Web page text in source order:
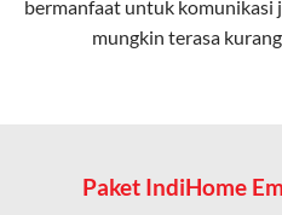
Latensi Rendah
Cocok untuk aktivitas
Mampu menangani banyak
bermanfaat untuk komunikasi
mungkin terasa
Paket IndiHome